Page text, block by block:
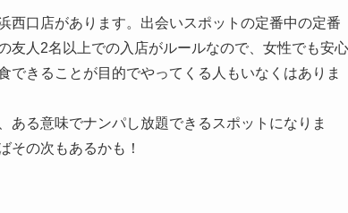
口店があります。出会いスポットの定番中の定番
友人2名以上での入店がルールなので、女性でも安心
できることが目的でやってくる人もいなくはありま
る意味でナンパし放題できるスポットになりま
その次もあるかも！